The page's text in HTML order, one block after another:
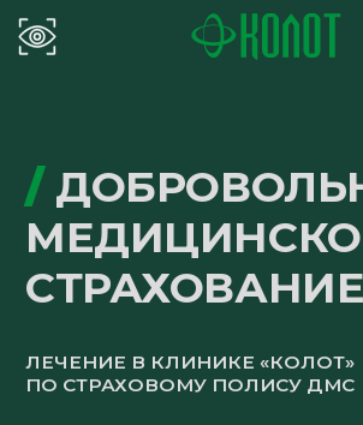
МЕДИЦИНСКОЕ
СТРАХОВАНИЕ
ЛЕЧЕНИЕ В КЛИНИКЕ «КОЛОТ»
ПО СТРАХОВОМУ ПОЛИСУ ДМС